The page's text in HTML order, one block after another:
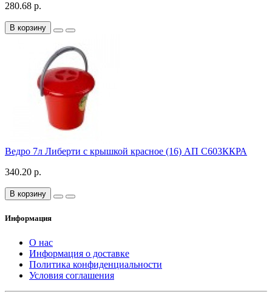
280.68 р.
В корзину
Ведро 7л Либерти с крышкой красное (16) АП С603ККРА
340.20 р.
В корзину
Информация
О нас
Информация о доставке
Политика конфиденциальности
Условия соглашения